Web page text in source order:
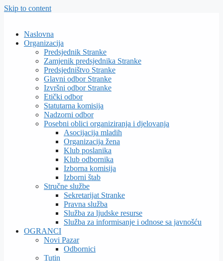
Skip to content
Naslovna
Organizacija
Predsjednik Stranke
Zamjenik predsjednika Stranke
Predsjedništvo Stranke
Glavni odbor Stranke
Izvršni odbor Stranke
Etički odbor
Statutarna komisija
Nadzorni odbor
Posebni oblici organiziranja i djelovanja
Asocijacija mladih
Organizacija žena
Klub poslanika
Klub odbornika
Izborna komisija
Izborni štab
Stručne službe
Sekretarijat Stranke
Pravna služba
Služba za ljudske resurse
Služba za informisanje i odnose sa javnošću
OGRANCI
Novi Pazar
Odbornici
Tutin